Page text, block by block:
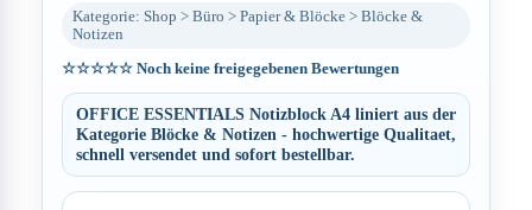
Kategorie: Shop > Büro > Papier & Blöcke > Blöcke &
Notizen
☆☆☆☆☆Noch keine freigegebenen Bewertungen
OFFICE ESSENTIALS Notizblock A4 liniert aus der
Kategorie Blöcke & Notizen - hochwertige Qualitaet,
schnell versendet und sofort bestellbar.